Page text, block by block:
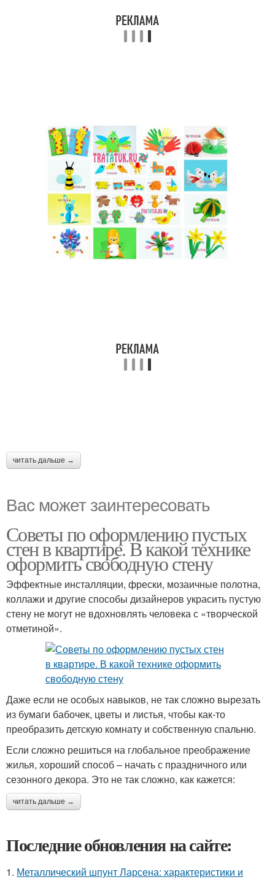
читать дальше →
Вас может заинтересовать
Советы по оформлению пустых
стен в квартире. В какой технике
оформить свободную стену
Эффектные инсталляции, фрески, мозаичные полотна,
коллажи и другие способы дизайнеров украсить пустую
стену не могут не вдохновлять человека с «творческой
отметиной».
Даже если не особых навыков, не так сложно вырезать
из бумаги бабочек, цветы и листья, чтобы как-то
преобразить детскую комнату и собственную спальню.
Если сложно решиться на глобальное преображение
жилья, хороший способ – начать с праздничного или
сезонного декора. Это не так сложно, как кажется:
читать дальше →
Последние обновления на сайте:
1. Металлический шпунт Ларсена: характеристики и